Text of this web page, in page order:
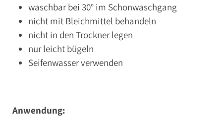
waschbar bei 30° im Schonwaschgang
nicht mit Bleichmittel behandeln
nicht in den Trockner legen
nur leicht bügeln
Seifenwasser verwenden
Anwendung: